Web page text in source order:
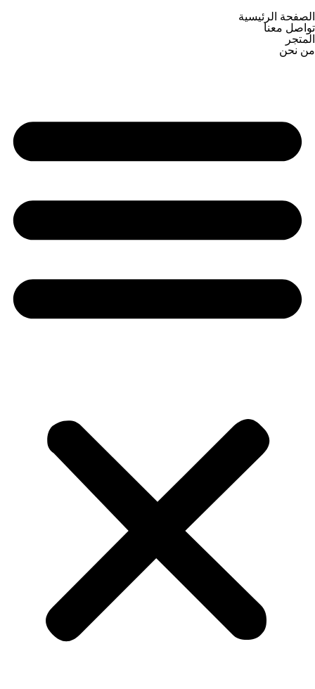
الصفحة الرئيسية
تواصل معنا
المتجر
من نحن